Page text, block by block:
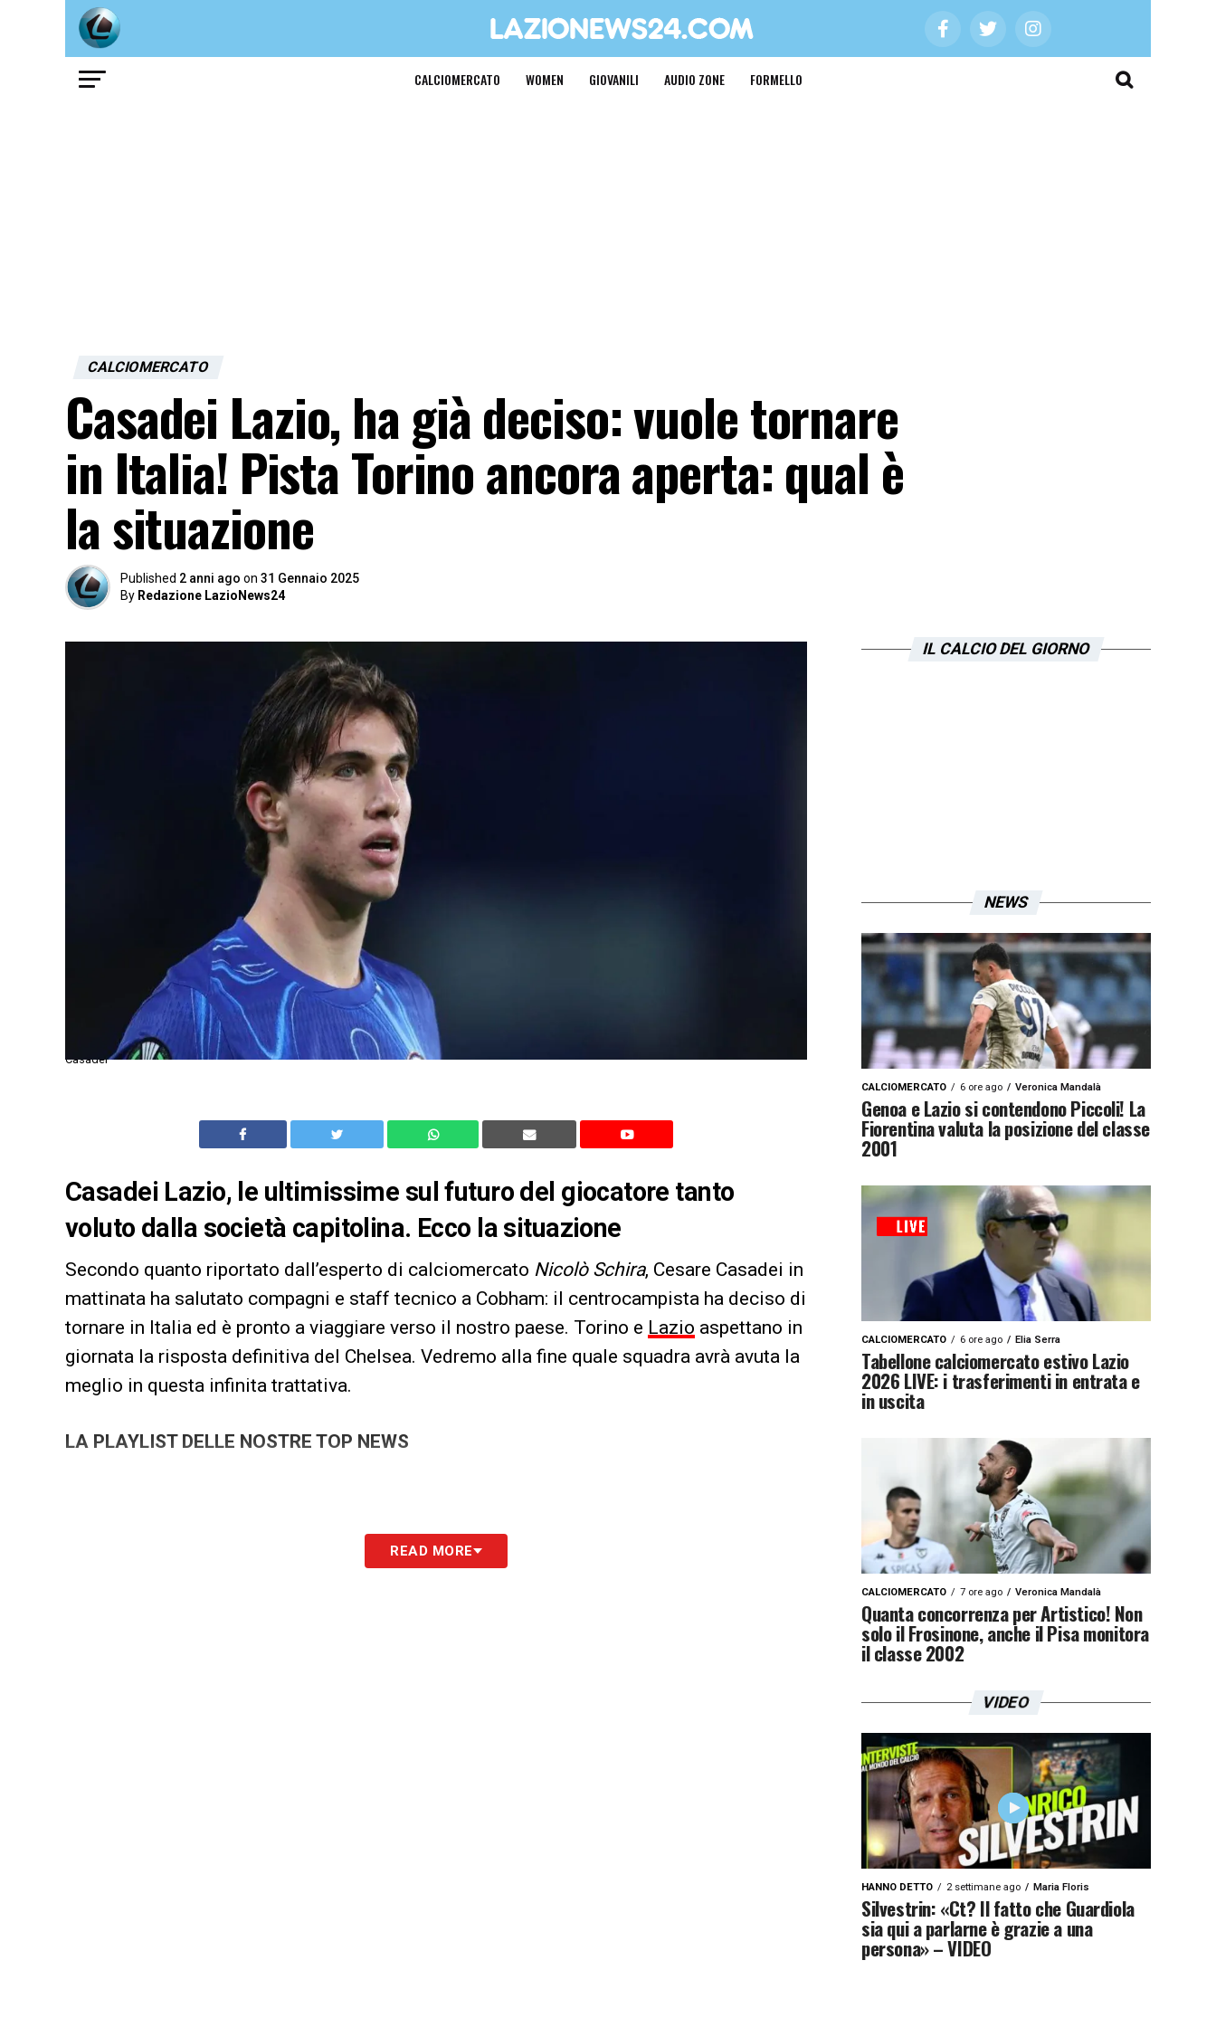
CALCIOMERCATO WOMEN GIOVANILI AUDIO ZONE FORMELLO
CALCIOMERCATO
Casadei Lazio, ha già deciso: vuole tornare
in Italia! Pista Torino ancora aperta: qual è
la situazione
Published 2 anni ago on 31 Gennaio 2025
By Redazione LazioNews24
Casadei
Casadei Lazio, le ultimissime sul futuro del giocatore tanto
voluto dalla società capitolina. Ecco la situazione
Secondo quanto riportato dall’esperto di calciomercato Nicolò Schira, Cesare Casadei in
mattinata ha salutato compagni e staff tecnico a Cobham: il centrocampista ha deciso di
tornare in Italia ed è pronto a viaggiare verso il nostro paese. Torino e Lazio aspettano in
giornata la risposta definitiva del Chelsea. Vedremo alla fine quale squadra avrà avuta la
meglio in questa infinita trattativa.
LA PLAYLIST DELLE NOSTRE TOP NEWS
READ MORE
IL CALCIO DEL GIORNO
NEWS
CALCIOMERCATO 6 ore ago Veronica Mandalà
Genoa e Lazio si contendono Piccoli! La
Fiorentina valuta la posizione del classe
2001
CALCIOMERCATO 6 ore ago Elia Serra
Tabellone calciomercato estivo Lazio
2026 LIVE: i trasferimenti in entrata e
in uscita
CALCIOMERCATO 7 ore ago Veronica Mandalà
Quanta concorrenza per Artistico! Non
solo il Frosinone, anche il Pisa monitora
il classe 2002
VIDEO
HANNO DETTO 2 settimane ago Maria Floris
Silvestrin: «Ct? Il fatto che Guardiola
sia qui a parlarne è grazie a una
persona» – VIDEO